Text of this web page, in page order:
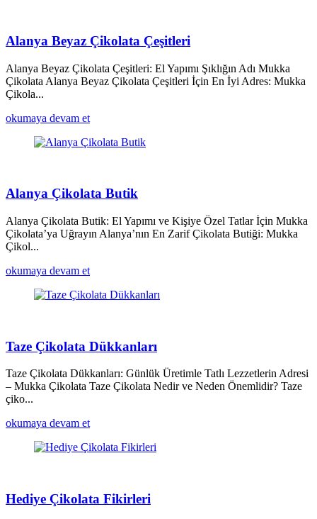
Alanya Beyaz Çikolata Çeşitleri
Alanya Beyaz Çikolata Çeşitleri: El Yapımı Şıklığın Adı Mukka
Çikolata Alanya Beyaz Çikolata Çeşitleri İçin En İyi Adres: Mukka
Çikola...
okumaya devam et
Alanya Çikolata Butik
Alanya Çikolata Butik: El Yapımı ve Kişiye Özel Tatlar İçin Mukka
Çikolata’ya Uğrayın Alanya’nın En Zarif Çikolata Butiği: Mukka
Çikol...
okumaya devam et
Taze Çikolata Dükkanları
Taze Çikolata Dükkanları: Günlük Üretimle Tatlı Lezzetlerin Adresi
– Mukka Çikolata Taze Çikolata Nedir ve Neden Önemlidir? Taze
çiko...
okumaya devam et
Hediye Çikolata Fikirleri